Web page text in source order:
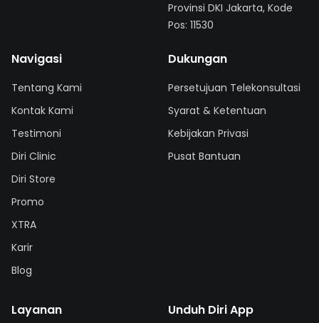
Provinsi DKI Jakarta, Kode
Pos: 11530
Navigasi
Tentang Kami
Kontak Kami
Testimoni
Diri Clinic
Diri Store
Promo
XTRA
Karir
Blog
Dukungan
Persetujuan Telekonsultasi
Syarat & Ketentuan
Kebijakan Privasi
Pusat Bantuan
Layanan Unduh Diri App